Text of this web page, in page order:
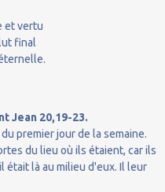
et vertu
final
Jean 20,19-23.
premier jour de la semaine.
du lieu où ils étaient, car ils
était là au milieu d'eux. Il leur